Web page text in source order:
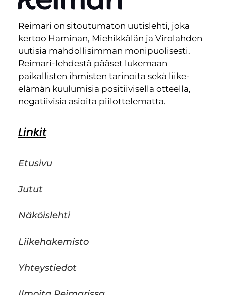
Reimari on sitoutumaton uutislehti, joka
kertoo Haminan, Miehikkälän ja Virolahden
uutisia mahdollisimman monipuolisesti.
Reimari-lehdestä pääset lukemaan
paikallisten ihmisten tarinoita sekä liike-
elämän kuulumisia positiivisella otteella,
negatiivisia asioita piilottelematta.
Linkit
Etusivu
Jutut
Näköislehti
Liikehakemisto
Yhteystiedot